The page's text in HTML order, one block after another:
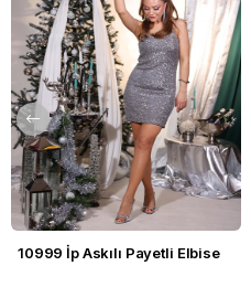
10999 İp Askılı Payetli Elbise